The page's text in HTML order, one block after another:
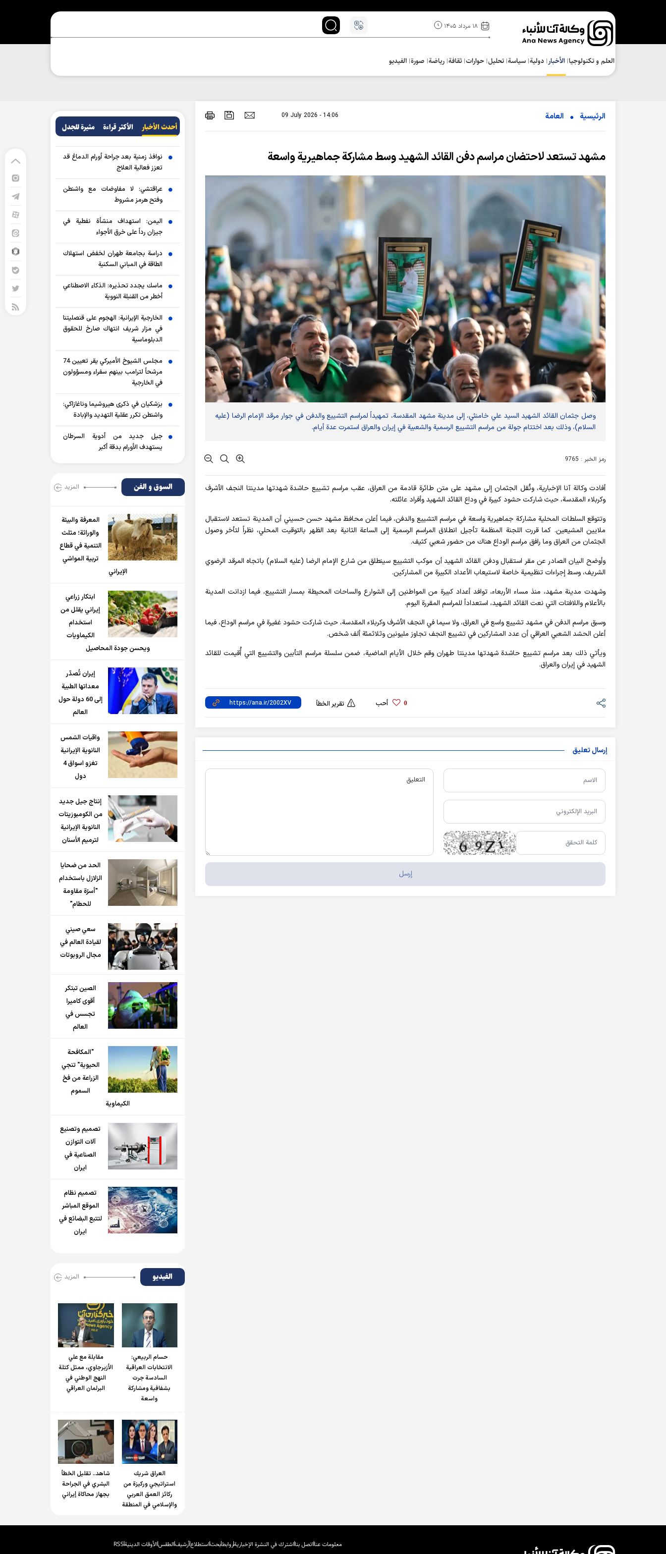
۱۸ مرداد ۱۴۰۵
العلم و تکنولوجیا الأخبار دولية سياسة تحلیل حوارات ثقافة رياضة صورة الفيديو
الرئيسية العامة 09 July 2026 - 14:06
مشهد تستعد لاحتضان مراسم دفن القائد الشهيد وسط مشاركة جماهيرية واسعة
وصل جثمان القائد الشهيد السيد علي خامنئي، إلى مدينة مشهد المقدسة، تمهيداً لمراسم التشييع والدفن في جوار مرقد الإمام الرضا (عليه
السلام)، وذلك بعد اختتام جولة من مراسم التشييع الرسمية والشعبية في إيران والعراق استمرت عدة أيام.
رمز الخبر : 9765
أفادت وکالة آنا الإخباریة، ونُقل الجثمان إلى مشهد على متن طائرة قادمة من العراق، عقب مراسم تشييع حاشدة شهدتها مدينتا النجف الأشرف
وكربلاء المقدسة، حيث شاركت حشود كبيرة في وداع القائد الشهيد وأفراد عائلته.
وتتوقع السلطات المحلية مشاركة جماهيرية واسعة في مراسم التشييع والدفن، فيما أعلن محافظ مشهد حسن حسيني أن المدينة تستعد لاستقبال
ملايين المشيعين. كما قررت اللجنة المنظمة تأجيل انطلاق المراسم الرسمية إلى الساعة الثانية بعد الظهر بالتوقيت المحلي، نظراً لتأخر وصول
الجثمان من العراق وما رافق مراسم الوداع هناك من حضور شعبي كثيف.
وأوضح البيان الصادر عن مقر استقبال ودفن القائد الشهيد أن موكب التشييع سينطلق من شارع الإمام الرضا (عليه السلام) باتجاه المرقد الرضوي
الشريف، وسط إجراءات تنظيمية خاصة لاستيعاب الأعداد الكبيرة من المشاركين.
وشهدت مدينة مشهد، منذ مساء الأربعاء، توافد أعداد كبيرة من المواطنين إلى الشوارع والساحات المحيطة بمسار التشييع، فيما ازدانت المدينة
بالأعلام واللافتات التي نعت القائد الشهيد، استعداداً للمراسم المقررة اليوم.
وسبق مراسم الدفن في مشهد تشييع واسع في العراق، ولا سيما في النجف الأشرف وكربلاء المقدسة، حيث شاركت حشود غفيرة في مراسم الوداع، فيما
أعلن الحشد الشعبي العراقي أن عدد المشاركين في تشييع النجف تجاوز مليونين وثلاثمئة ألف شخص.
ويأتي ذلك بعد مراسم تشييع حاشدة شهدتها مدينتا طهران وقم خلال الأيام الماضية، ضمن سلسلة مراسم التأبين والتشييع التي أُقيمت للقائد
الشهيد في إيران والعراق.
0 أحب تقرير الخطأ
إرسال تعليق
أحدث الأخبار الأکثر قراءة مثيرة للجدل
نوافذ زمنية بعد جراحة أورام الدماغ قد
تعزز فعالية العلاج
عراقتشي: لا مفاوضات مع واشنطن
وفتح هرمز مشروط
اليمن: استهداف منشأة نفطية في
جيزان رداً على خرق الأجواء
دراسة بجامعة طهران لخفض استهلاك
الطاقة في المباني السكنية
ماسك يجدد تحذيره: الذكاء الاصطناعي
أخطر من القنبلة النووية
الخارجية الإيرانية: الهجوم على قنصليتنا
في مزار شريف انتهاك صارخ للحقوق
الدبلوماسية
مجلس الشيوخ الأميركي يقر تعيين 74
مرشحاً لترامب بينهم سفراء ومسؤولون
في الخارجية
بزشكيان في ذكرى هيروشيما وناغازاكي:
واشنطن تكرر عقلية التهديد والإبادة
جيل جديد من أدوية السرطان
يستهدف الأورام بدقة أكبر
السوق و الفن المزید
المعرفة والبيئة
والوراثة؛ مثلث
التنمية في قطاع
تربية المواشي
الإيراني
ابتكار زراعي
إيراني يقلل من
استخدام
الكيماويات
ويحسن جودة المحاصيل
إيران تُصدّر
معداتها الطبية
إلى 60 دولة حول
العالم
واقيات الشمس
النانوية الإيرانية
تغزو اسواق 4
دول
إنتاج جيل جديد
من الكومبوزيتات
النانوية الإيرانية
لترميم الأسنان
الحد من ضحايا
الزلازل باستخدام
"أسرّة مقاومة
للحطام"
سعي صيني
لقيادة العالم في
مجال الروبوتات
الصين تبتكر
أقوى كاميرا
تجسس في
العالم
"المكافحة
الحيوية" تنجي
الزراعة من فخ
السموم
الكيماوية
تصميم وتصنيع
آلات التوازن
الصناعية في
ايران
تصميم نظام
الموقع المباشر
لتتبع البضائع في
ايران
الفیدیو المزید
حسام الربیعي:
الانتخابات العراقية
السادسة جرت
بشفافية ومشاركة
واسعة
مقابلة مع علي
الأزبرجاوي، ممثل كتلة
النهج الوطني في
البرلمان العراقي
العراق شريك
استراتيجي وركيزة من
ركائز العمق العربي
والإسلامي في المنطقة
شاهد.. تقليل الخطأ
البشري في الجراحة
بجهاز محاكاة إيراني
معلومات عنااتصل بنااشترك في النشرة الإخباريةروابطبحثاستطلاعأرشيفالطقسالأوقات الدينيةRSS